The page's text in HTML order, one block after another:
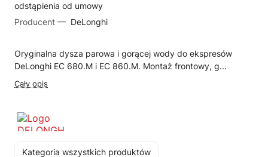
odstąpienia od umowy
Producent — DeLonghi
Oryginalna dysza parowa i gorącej wody do ekspresów
DeLonghi EC 680.M i EC 860.M. Montaż frontowy, g...
Cały opis
Kategoria wszystkich produktów